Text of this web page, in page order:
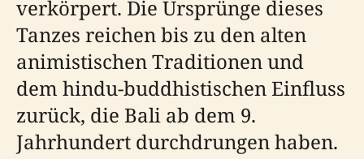
verkörpert. Die Ursprünge dieses
Tanzes reichen bis zu den alten
animistischen Traditionen und
dem hindu-buddhistischen Einfluss
zurück, die Bali ab dem 9.
Jahrhundert durchdrungen haben.